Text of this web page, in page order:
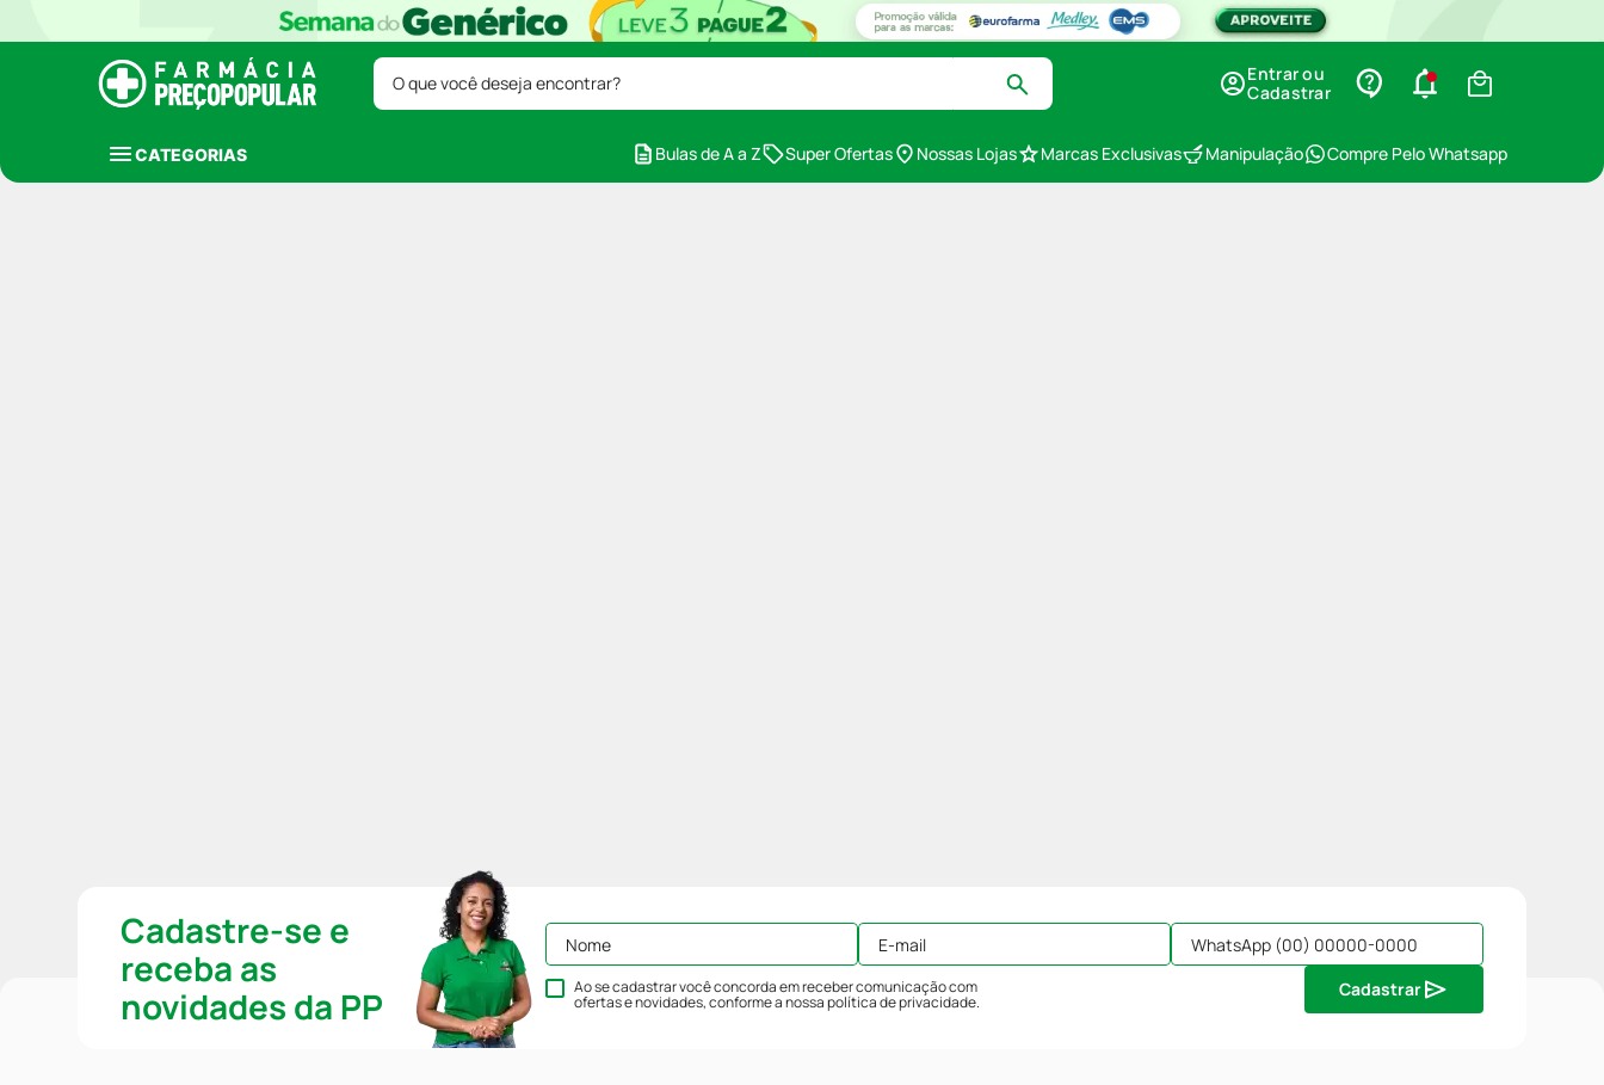
O que você deseja encontrar?
Entrar ou
Cadastrar
CATEGORIAS Bulas de A a Z Super Ofertas Nossas Lojas Marcas Exclusivas Manipulação Compre Pelo Whatsapp
Cadastre-se e
receba as
novidades da PP
Ao se cadastrar você concorda em receber comunicação com
ofertas e novidades, conforme a nossapolítica de privacidade.
Cadastrar